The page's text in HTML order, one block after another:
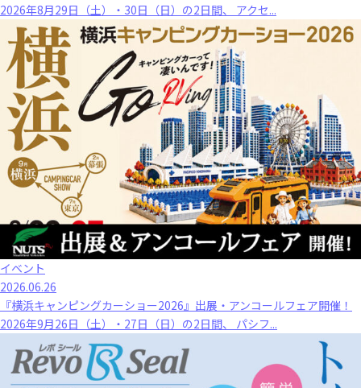
2026年8月29日（土）・30日（日）の2日間、 アクセ...
イベント
2026.06.26
『横浜キャンピングカーショー2026』出展・アンコールフェア開催！
2026年9月26日（土）・27日（日）の2日間、 パシフ...